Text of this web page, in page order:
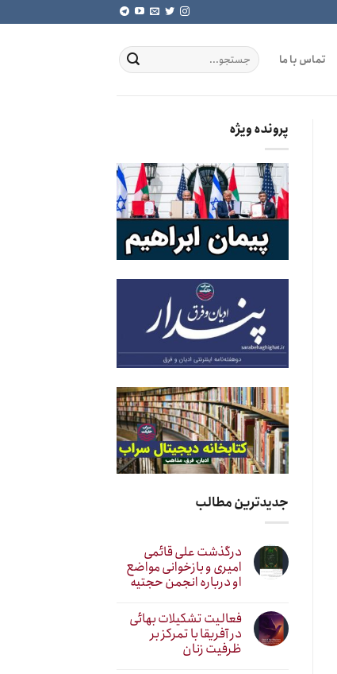
تماس با ما
پرونده ویژه
جدیدترین مطالب
درگذشت علی قائمی
امیری و بازخوانی مواضع
او درباره انجمن حجتیه
فعالیت تشکیلات بهائی
در آفریقا با تمرکز بر
ظرفیت زنان